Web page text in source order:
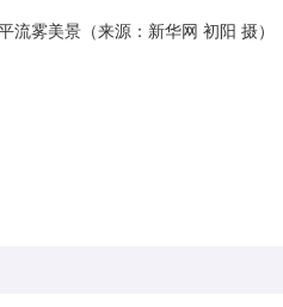
流雾美景（来源：新华网 初阳 摄）